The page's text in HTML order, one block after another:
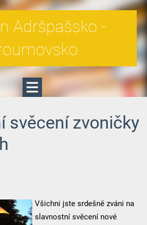
Adršpašsko -
svěcení zvoničky
Všichni jste srdešně zváni na
slavnostní svěcení nové